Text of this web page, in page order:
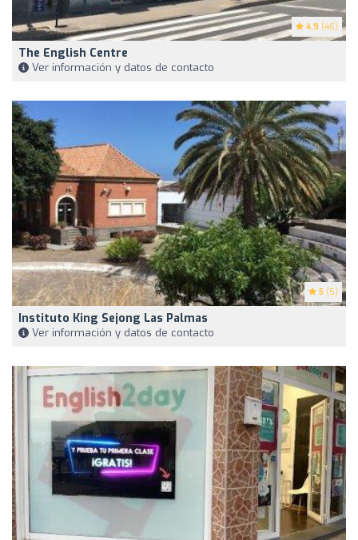
4.9 (46)
The English Centre
Ver información y datos de contacto
5 (5)
Instituto King Sejong Las Palmas
Ver información y datos de contacto